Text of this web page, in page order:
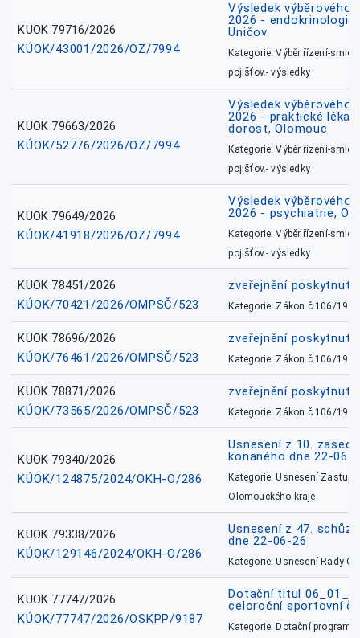
KUOK 79716/2026
KÚOK/43001/2026/OZ/7994
Výsledek výběrového
2026 - endokrinologie
Uničov
Kategorie: Výběr.řízení-
pojišťov.- výsledky
KUOK 79663/2026
KÚOK/52776/2026/OZ/7994
Výsledek výběrového
2026 - praktické
dorost, Olomouc
Kategorie: Výběr.řízení-
pojišťov.- výsledky
KUOK 79649/2026
KÚOK/41918/2026/OZ/7994
Výsledek výběrového
2026 - psychiatrie,
Kategorie: Výběr.řízení-
pojišťov.- výsledky
KUOK 78451/2026
KÚOK/70421/2026/OMPSČ/523
zveřejnění
Kategorie: Zákon č.106/1999
KUOK 78696/2026
KÚOK/76461/2026/OMPSČ/523
zveřejnění
Kategorie: Zákon č.106/1999
KUOK 78871/2026
KÚOK/73565/2026/OMPSČ/523
zveřejnění
Kategorie: Zákon č.106/1999
KUOK 79340/2026
KÚOK/124875/2024/OKH-O/286
Usnesení z 10.
konaného dne 22-06-
Kategorie: Usnesení
Olomouckého kraje
KUOK 79338/2026
KÚOK/129146/2024/OKH-O/286
Usnesení z 47.
dne 22-06-26
Kategorie: Usnesení Rady
KUOK 77747/2026
KÚOK/77747/2026/OSKPP/9187
Dotační titul
celoroční sportovní
Kategorie: Dotační